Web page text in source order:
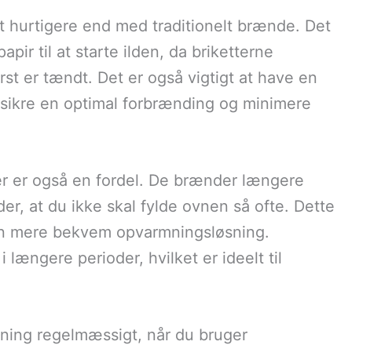
end med traditionelt brænde. Det
til at starte ilden, da briketterne
er tændt. Det er også vigtigt at have en
en optimal forbrænding og minimere
også en fordel. De brænder længere
at du ikke skal fylde ovnen så ofte. Dette
bekvem opvarmningsløsning.
længere perioder, hvilket er ideelt til
regelmæssigt, når du bruger